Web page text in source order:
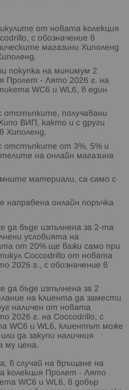
от новата колекция
с обозначение в
магазини Хиполенд
покупка на минимум 2
Пролет - Лято 2026 г. на
WC6 и WL6, в един
получавани
ВИП, както и с други
Хиполенд.
отстъпките от 3%, 5% и
на онлайн магазина
материали, са само с
направена онлайн поръчка
да бъде изпълнена за 2-та
условията на
от 20% ще важи само при
Coccodrillo от новата
2026 г., с обозначение в
да бъде изпълнена за 2
на клиента да замести
наличен от новата
2026 г. на Coccodrillo, с
WC6 и WL6, клиентът може
да закупи наличния
му цена.
в случай на връщане на
колекция Пролет - Лято
WC6 и WL6, в добър